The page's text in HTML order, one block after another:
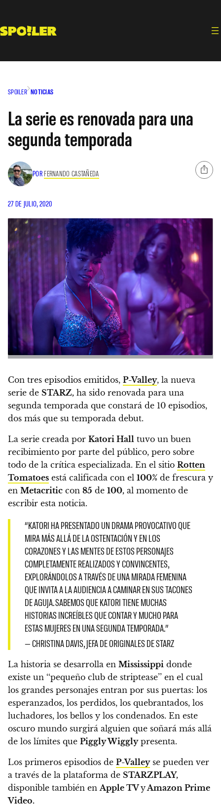
contenido
SPOILER NOTICIAS
La serie es renovada para una
segunda temporada
POR FERNANDO CASTAÑEDA
27 DE JULIO, 2020
Con tres episodios emitidos, P-Valley, la nueva
serie de STARZ, ha sido renovada para una
segunda temporada que constará de 10 episodios,
dos más que su temporada debut.
La serie creada por Katori Hall tuvo un buen
recibimiento por parte del público, pero sobre
todo de la crítica especializada. En el sitio Rotten
Tomatoes está calificada con el 100% de frescura y
en Metacritic con 85 de 100, al momento de
escribir esta noticia.
“KATORI HA PRESENTADO UN DRAMA PROVOCATIVO QUE
MIRA MÁS ALLÁ DE LA OSTENTACIÓN Y EN LOS
CORAZONES Y LAS MENTES DE ESTOS PERSONAJES
COMPLETAMENTE REALIZADOS Y CONVINCENTES,
EXPLORÁNDOLOS A TRAVÉS DE UNA MIRADA FEMENINA
QUE INVITA A LA AUDIENCIA A CAMINAR EN SUS TACONES
DE AGUJA. SABEMOS QUE KATORI TIENE MUCHAS
HISTORIAS INCREÍBLES QUE CONTAR Y MUCHO PARA
ESTAS MUJERES EN UNA SEGUNDA TEMPORADA.”
— CHRISTINA DAVIS, JEFA DE ORIGINALES DE STARZ
La historia se desarrolla en Mississippi donde
existe un ‘‘pequeño club de striptease’’ en el cual
los grandes personajes entran por sus puertas: los
esperanzados, los perdidos, los quebrantados, los
luchadores, los bellos y los condenados. En este
oscuro mundo surgirá alguien que soñará más allá
de los límites que Piggly Wigglypresenta.
Los primeros episodios de P-Valleyse pueden ver
a través de la plataforma de STARZPLAY,
disponible también enApple TVyAmazon Prime
Video.